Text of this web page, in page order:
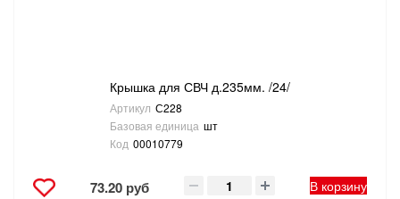
Крышка для СВЧ д.235мм. /24/
Артикул С228
Базовая единица шт
Код 00010779
73.20 руб В корзину